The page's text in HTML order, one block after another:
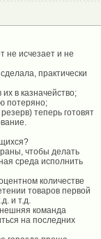
не исчезает и не
практически
в казначейство;
потеряно;
теперь готовят
чтобы делать
среда исполнить
количестве
товаров первой
и т.д.
команда
на последних